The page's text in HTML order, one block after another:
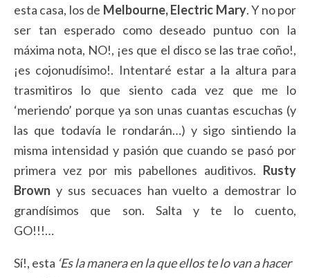
esta casa, los de Melbourne, Electric Mary. Y no por
ser tan esperado como deseado puntuo con la
máxima nota, NO!, ¡es que el disco se las trae coño!,
¡es cojonudísimo!. Intentaré estar a la altura para
trasmitiros lo que siento cada vez que me lo
‘meriendo’ porque ya son unas cuantas escuchas (y
las que todavía le rondarán…) y sigo sintiendo la
misma intensidad y pasión que cuando se pasó por
primera vez por mis pabellones auditivos. Rusty
Brown y sus secuaces han vuelto a demostrar lo
grandísimos que son. Salta y te lo cuento,
GO!!!…
Sí!, esta ‘Es la manera en la que ellos te lo van a hacer